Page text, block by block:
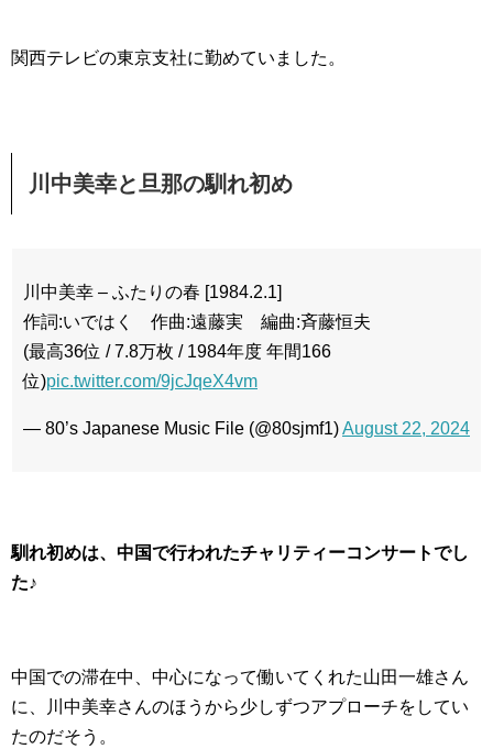
関西テレビの東京支社に勤めていました。
川中美幸と旦那の馴れ初め
川中美幸 – ふたりの春 [1984.2.1]
作詞:いではく 作曲:遠藤実 編曲:斉藤恒夫
(最高36位 / 7.8万枚 / 1984年度 年間166
位)pic.twitter.com/9jcJqeX4vm
— 80’s Japanese Music File (@80sjmf1)August 22, 2024
馴れ初めは、中国で行われたチャリティーコンサートでし
た♪
中国での滞在中、中心になって働いてくれた山田一雄さん
に、川中美幸さんのほうから少しずつアプローチをしてい
たのだそう。